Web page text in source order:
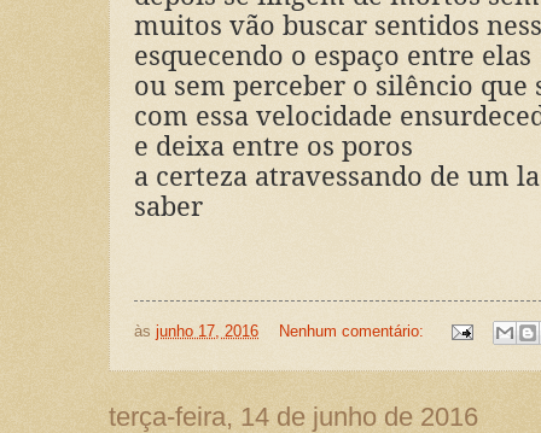
muitos vão buscar sentidos
esquecendo o espaço entre elas
ou sem perceber o silêncio que
com essa velocidade
e deixa entre os poros
a certeza atravessando de um
saber
às junho 17, 2016 Nenhum comentário:
terça-feira, 14 de junho de 2016